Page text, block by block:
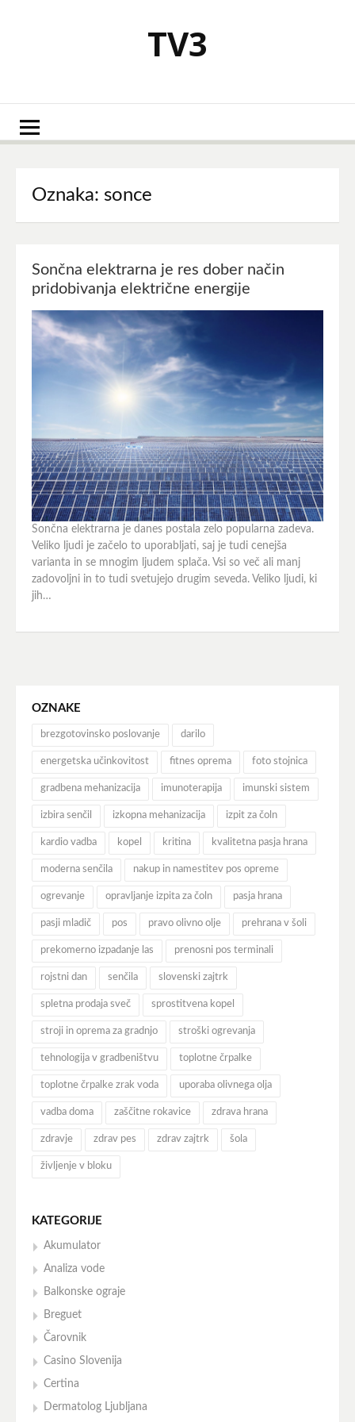
TV3
Oznaka: sonce
Sončna elektrarna je res dober način
pridobivanja električne energije
Sončna elektrarna je danes postala zelo popularna zadeva.
Veliko ljudi je začelo to uporabljati, saj je tudi cenejša
varianta in se mnogim ljudem splača. Vsi so več ali manj
zadovoljni in to tudi svetujejo drugim seveda. Veliko ljudi, ki
jih…
OZNAKE
brezgotovinsko poslovanje darilo
energetska učinkovitost fitnes oprema foto stojnica
gradbena mehanizacija imunoterapija imunski sistem
izbira senčil izkopna mehanizacija izpit za čoln
kardio vadba kopel kritina kvalitetna pasja hrana
moderna senčila nakup in namestitev pos opreme
ogrevanje opravljanje izpita za čoln pasja hrana
pasji mladič pos pravo olivno olje prehrana v šoli
prekomerno izpadanje las prenosni pos terminali
rojstni dan senčila slovenski zajtrk
spletna prodaja sveč sprostitvena kopel
stroji in oprema za gradnjo stroški ogrevanja
tehnologija v gradbeništvu toplotne črpalke
toplotne črpalke zrak voda uporaba olivnega olja
vadba doma zaščitne rokavice zdrava hrana
zdravje zdrav pes zdrav zajtrk šola
življenje v bloku
KATEGORIJE
Akumulator
Analiza vode
Balkonske ograje
Breguet
Čarovnik
Casino Slovenija
Certina
Dermatolog Ljubljana